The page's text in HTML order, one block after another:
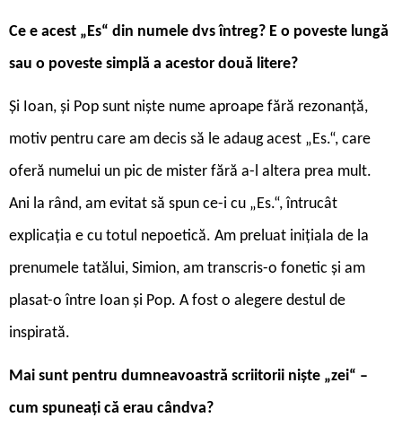
Ce e acest „Es“ din numele dvs întreg? E o poveste lungă
sau o poveste simplă a acestor două litere?
Și Ioan, și Pop sunt niște nume aproape fără rezonanță,
motiv pentru care am decis să le adaug acest „Es.“, care
oferă numelui un pic de mister fără a-l altera prea mult.
Ani la rând, am evitat să spun ce-i cu „Es.“, întrucât
explicația e cu totul nepoetică. Am preluat inițiala de la
prenumele tatălui, Simion, am transcris-o fonetic și am
plasat-o între Ioan și Pop. A fost o alegere destul de
inspirată.
Mai sunt pentru dumneavoastră scriitorii niște „zei“ –
cum spuneați că erau cândva?